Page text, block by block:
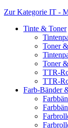
Zur Kategorie IT -
Tinte & Toner
Toner
Toner
TTR-
TTR-
Farb-Bänder